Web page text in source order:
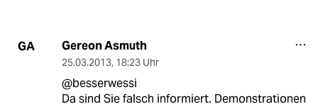
GA Gereon Asmuth
25.03.2013, 18:23 Uhr
@besserwessi
Da sind Sie falsch informiert. Demonstrationen